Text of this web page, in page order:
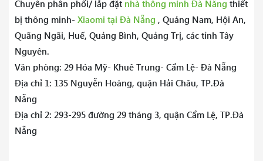
Chuyên phân phối/ lắp đặt nhà thông minh Đà Nẵng thiết
bị thông minh- Xiaomi tại Đà Nẵng , Quảng Nam, Hội An,
Quãng Ngãi, Huế, Quảng Bình, Quảng Trị, các tỉnh Tây
Nguyên.
Văn phòng: 29 Hóa Mỹ- Khuê Trung- Cẩm Lệ- Đà Nẵng
Địa chỉ 1: 135 Nguyễn Hoàng, quận Hải Châu, TP.Đà
Nẵng
Địa chỉ 2: 293-295 đường 29 tháng 3, quận Cẩm Lệ, TP.Đà
Nẵng